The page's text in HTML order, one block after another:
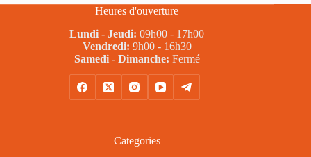
Heures d'ouverture
Lundi - Jeudi: 09h00 - 17h00
Vendredi: 9h00 - 16h30
Samedi - Dimanche: Fermé
Categories